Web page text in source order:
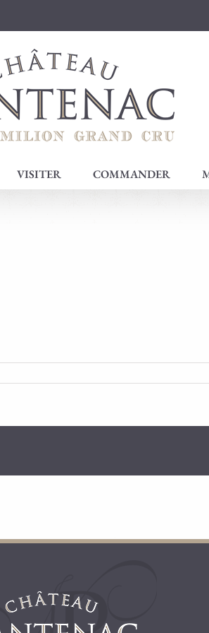
VISITER COMMANDER